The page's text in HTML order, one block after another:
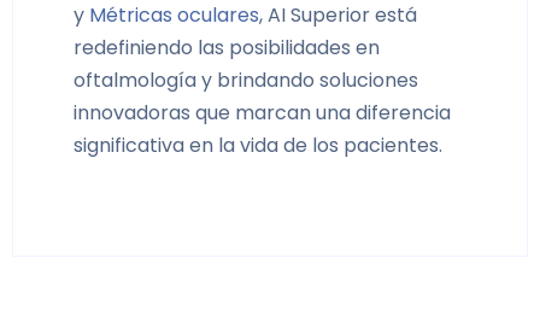
y Métricas oculares, AI Superior está
redefiniendo las posibilidades en
oftalmología y brindando soluciones
innovadoras que marcan una diferencia
significativa en la vida de los pacientes.